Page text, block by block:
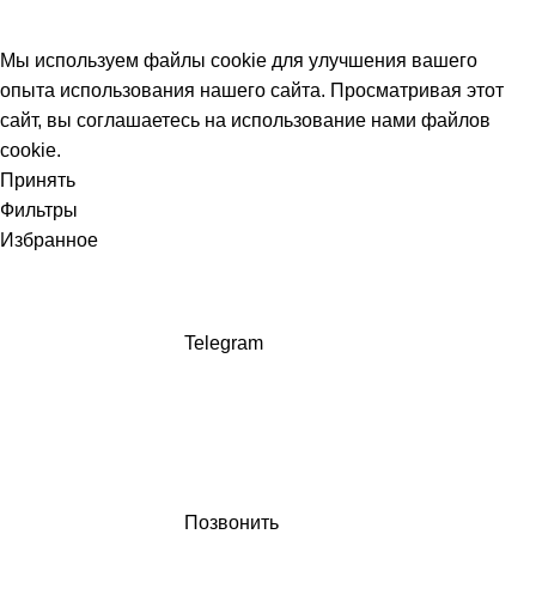
Мы используем файлы cookie для улучшения вашего
опыта использования нашего сайта. Просматривая этот
сайт, вы соглашаетесь на использование нами файлов
cookie.
Принять
Фильтры
Избранное
Telegram
Позвонить